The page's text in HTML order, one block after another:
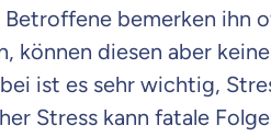
bemerken ihn
können diesen aber
ist es sehr wichtig,
Stress kann fatale